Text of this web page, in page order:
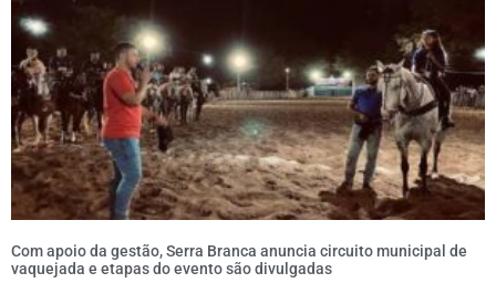
Com apoio da gestão, Serra Branca anuncia circuito municipal de
vaquejada e etapas do evento são divulgadas